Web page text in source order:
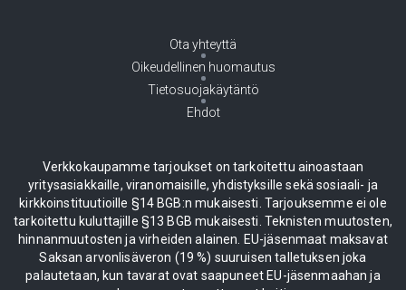
Ota yhteyttä
Oikeudellinen huomautus
Tietosuojakäytäntö
Ehdot
Verkkokaupamme tarjoukset on tarkoitettu ainoastaan
yritysasiakkaille, viranomaisille, yhdistyksille sekä sosiaali- ja
kirkkoinstituutioille §14 BGB:n mukaisesti. Tarjouksemme ei ole
tarkoitettu kuluttajille §13 BGB mukaisesti. Teknisten muutosten,
hinnanmuutosten ja virheiden alainen. EU-jäsenmaat maksavat
Saksan arvonlisäveron (19 %) suuruisen talletuksen joka
palautetaan, kun tavarat ovat saapuneet EU-jäsenmaahan ja